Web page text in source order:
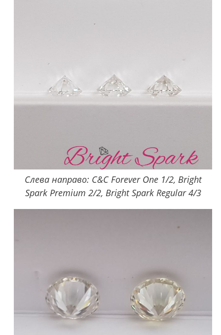
Слева направо: C&C Forever One 1/2, Bright
Spark Premium 2/2, Bright Spark Regular 4/3